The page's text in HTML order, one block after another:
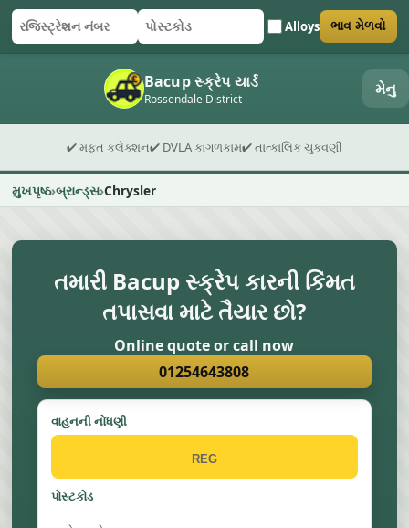
રજિસ્ટ્રેશન નંબર
પોસ્ટકોડ Alloys
ફોર્મ સબમિટ કરો ભાવ મેળવો
Bacup સ્ક્રેપ યાર્ડ
Rossendale District મેનુ
✔ મફત કલેક્શન✔ DVLA કાગળકામ✔ તાત્કાલિક ચુકવણી
મુખપૃષ્ઠ બ્રાન્ડ્સ Chrysler
તમારી Bacup સ્ક્રેપ કારની કિંમત
તપાસવા માટે તૈયાર છો?
Online quote or call now
01254643808
વાહનની નોંધણી
પોસ્ટકોડ